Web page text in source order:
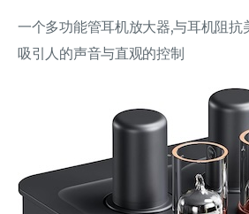
一个多功能管耳机放大器,与耳机阻抗
吸引人的声音与直观的控制